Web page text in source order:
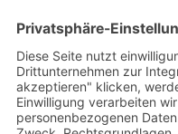
begann eine